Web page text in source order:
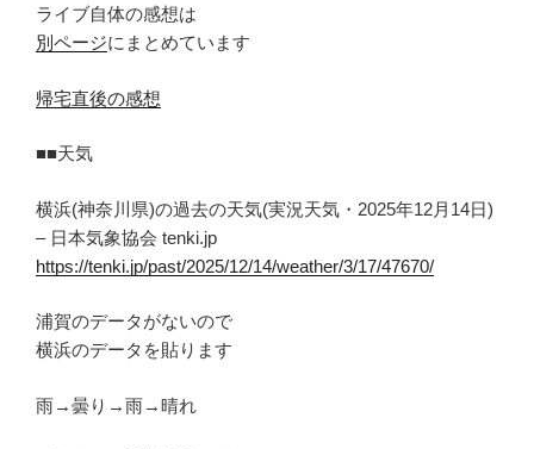
ライブ自体の感想は
別ページにまとめています
帰宅直後の感想
■■天気
横浜(神奈川県)の過去の天気(実況天気・2025年12月14日)
– 日本気象協会 tenki.jp
https://tenki.jp/past/2025/12/14/weather/3/17/47670/
浦賀のデータがないので
横浜のデータを貼ります
雨→曇り→雨→晴れ